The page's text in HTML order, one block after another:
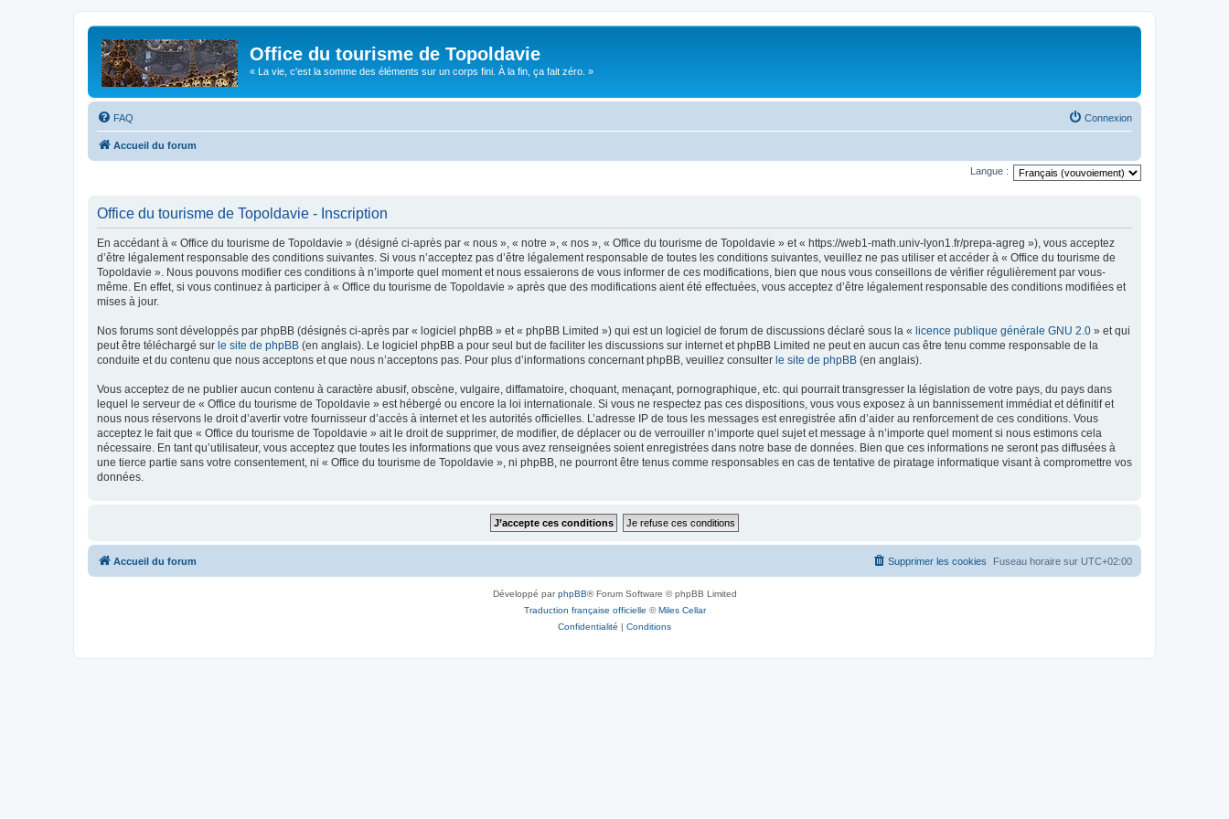
Office du tourisme de Topoldavie
« La vie, c'est la somme des éléments sur un corps fini. À la fin, ça fait zéro. »
FAQ Connexion
Accueil du forum
Langue :
Office du tourisme de Topoldavie - Inscription
En accédant à « Office du tourisme de Topoldavie » (désigné ci-après par « nous », « notre », « nos », « Office du tourisme de Topoldavie » et « https://web1-math.univ-lyon1.fr/prepa-agreg »), vous acceptez
d’être légalement responsable des conditions suivantes. Si vous n’acceptez pas d’être légalement responsable de toutes les conditions suivantes, veuillez ne pas utiliser et accéder à « Office du tourisme de
Topoldavie ». Nous pouvons modifier ces conditions à n’importe quel moment et nous essaierons de vous informer de ces modifications, bien que nous vous conseillons de vérifier régulièrement par vous-
même. En effet, si vous continuez à participer à « Office du tourisme de Topoldavie » après que des modifications aient été effectuées, vous acceptez d’être légalement responsable des conditions modifiées et
mises à jour.
Nos forums sont développés par phpBB (désignés ci-après par « logiciel phpBB » et « phpBB Limited ») qui est un logiciel de forum de discussions déclaré sous la « licence publique générale GNU 2.0 » et qui
peut être téléchargé sur le site de phpBB (en anglais). Le logiciel phpBB a pour seul but de faciliter les discussions sur internet et phpBB Limited ne peut en aucun cas être tenu comme responsable de la
conduite et du contenu que nous acceptons et que nous n’acceptons pas. Pour plus d’informations concernant phpBB, veuillez consulter le site de phpBB (en anglais).
Vous acceptez de ne publier aucun contenu à caractère abusif, obscène, vulgaire, diffamatoire, choquant, menaçant, pornographique, etc. qui pourrait transgresser la législation de votre pays, du pays dans
lequel le serveur de « Office du tourisme de Topoldavie » est hébergé ou encore la loi internationale. Si vous ne respectez pas ces dispositions, vous vous exposez à un bannissement immédiat et définitif et
nous nous réservons le droit d’avertir votre fournisseur d’accès à internet et les autorités officielles. L’adresse IP de tous les messages est enregistrée afin d’aider au renforcement de ces conditions. Vous
acceptez le fait que « Office du tourisme de Topoldavie » ait le droit de supprimer, de modifier, de déplacer ou de verrouiller n’importe quel sujet et message à n’importe quel moment si nous estimons cela
nécessaire. En tant qu’utilisateur, vous acceptez que toutes les informations que vous avez renseignées soient enregistrées dans notre base de données. Bien que ces informations ne seront pas diffusées à
une tierce partie sans votre consentement, ni « Office du tourisme de Topoldavie », ni phpBB, ne pourront être tenus comme responsables en cas de tentative de piratage informatique visant à compromettre vos
données.
Accueil du forum Fuseau horaire sur UTC+02:00
Supprimer les cookies
Développé parphpBB® Forum Software © phpBB Limited
Traduction française officielle ©Miles Cellar
Confidentialité | Conditions